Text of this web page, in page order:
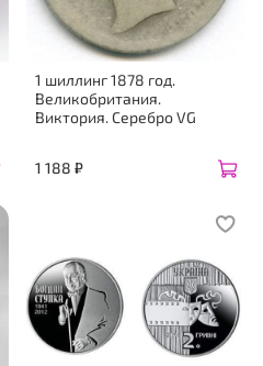
1 шиллинг 1878 год.
Великобритания.
Виктория. Серебро VG
1 188 ₽